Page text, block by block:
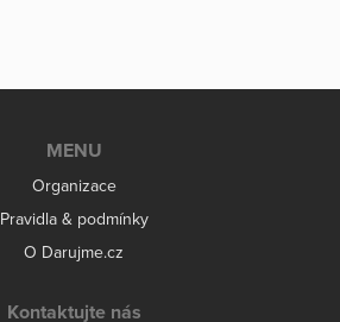
MENU
Organizace
Pravidla & podmínky
O Darujme.cz
Kontaktujte nás